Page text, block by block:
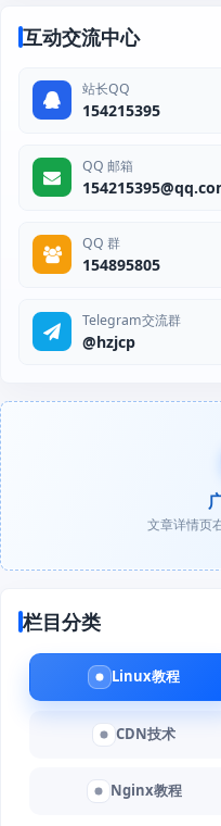
互动交流中心
站长QQ
154215395
QQ 邮箱
QQ 群
154895805
Telegram交流群
@hzjcp
文章详情页
栏目分类
Linux教程
CDN技术
Nginx教程